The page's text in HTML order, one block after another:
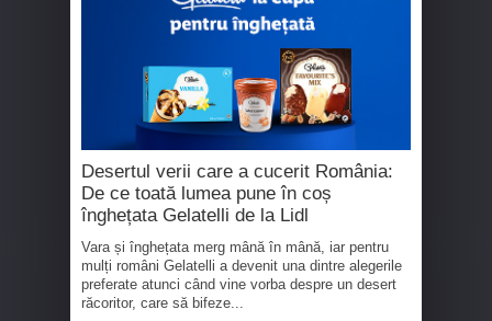
Desertul verii care a cucerit România:
De ce toată lumea pune în coș
înghețata Gelatelli de la Lidl
Vara și înghețata merg mână în mână, iar pentru
mulți români Gelatelli a devenit una dintre alegerile
preferate atunci când vine vorba despre un desert
răcoritor, care să bifeze...